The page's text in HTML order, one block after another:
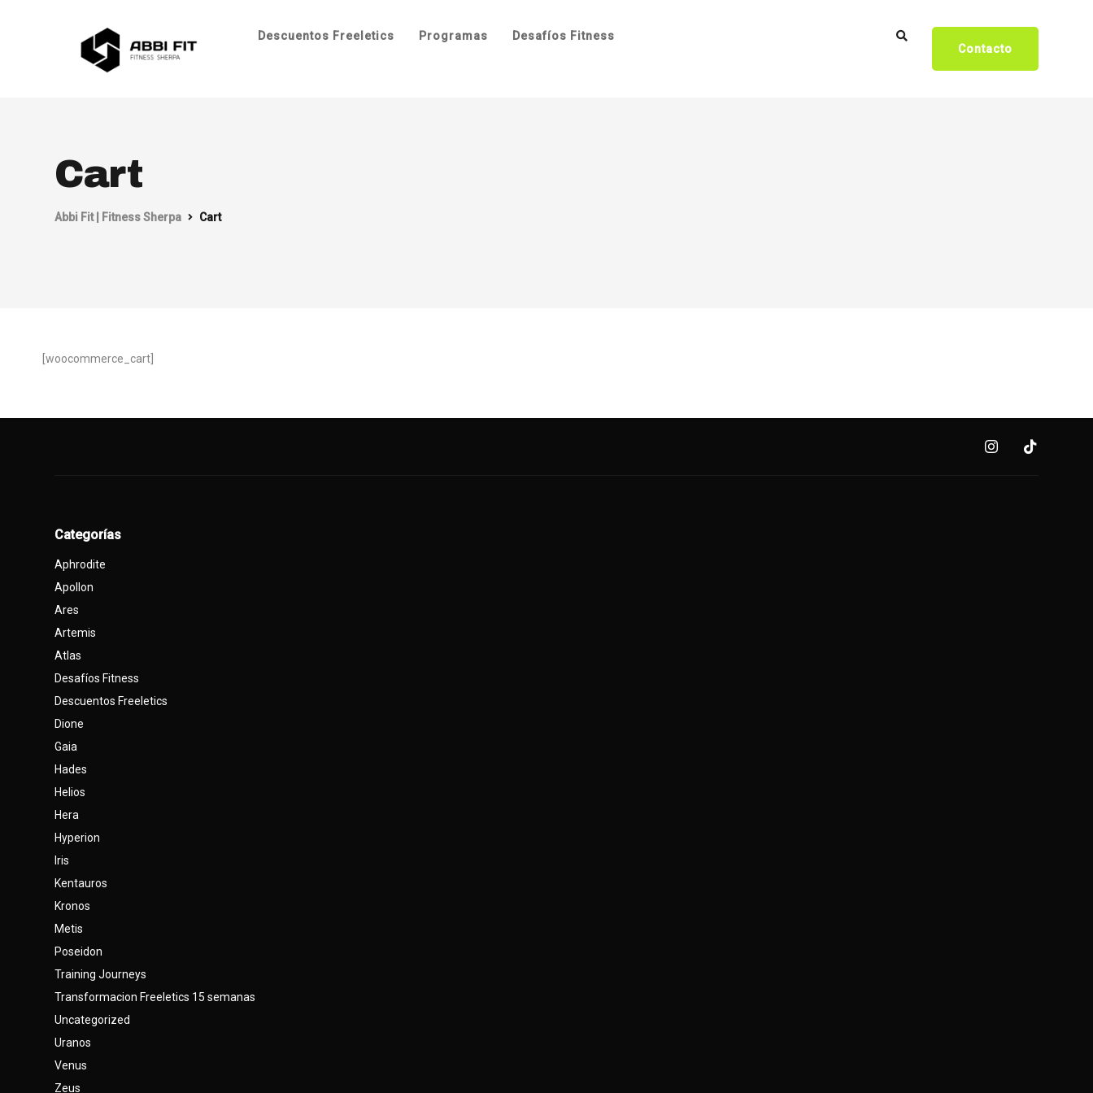
Descuentos Freeletics Programas
Desafíos Fitness
Contacto
Cart
Abbi Fit | Fitness Sherpa Cart
[woocommerce_cart]
Categorías
Aphrodite
Apollon
Ares
Artemis
Atlas
Desafíos Fitness
Descuentos Freeletics
Dione
Gaia
Hades
Helios
Hera
Hyperion
Iris
Kentauros
Kronos
Metis
Poseidon
Training Journeys
Transformacion Freeletics 15 semanas
Uncategorized
Uranos
Venus
Zeus